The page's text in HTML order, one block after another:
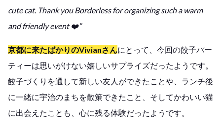
cute cat. Thank you Borderless for organizing such a warm
and friendly event ❤️”
京都に来たばかりのVivianさんにとって、今回の餃子パー
ティーは思いがけない嬉しいサプライズだったようです。
餃子づくりを通して新しい友人ができたことや、ランチ後
に一緒に宇治のまちを散策できたこと、そしてかわいい猫
に出会えたことも、心に残る体験だったようです。